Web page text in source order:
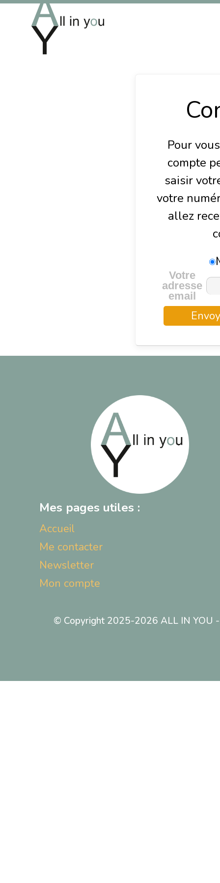
Pour
compte
saisir
votre
allez
Votre
adresse
email
Mes pages utiles :
Accueil
Me contacter
Newsletter
Mon compte
© Copyright 2025-2026 ALL IN YOU